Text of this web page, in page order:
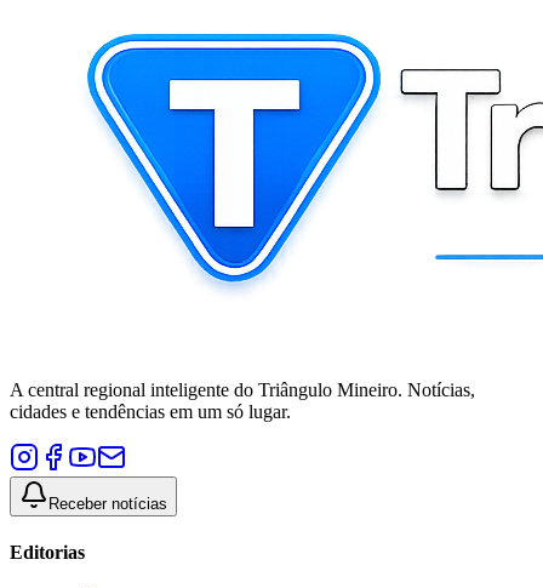
A central regional inteligente do Triângulo Mineiro. Notícias,
cidades e tendências em um só lugar.
Receber notícias
Editorias